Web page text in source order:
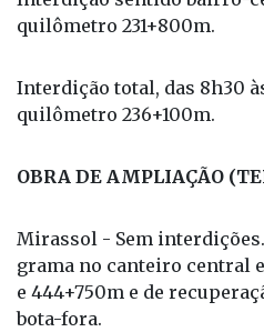
quilômetro 231+800m.
Interdição total, das 8h30
quilômetro 236+100m.
OBRA DE AMPLIAÇÃO
Mirassol - Sem
grama no canteiro central
e 444+750m e de
bota-fora.